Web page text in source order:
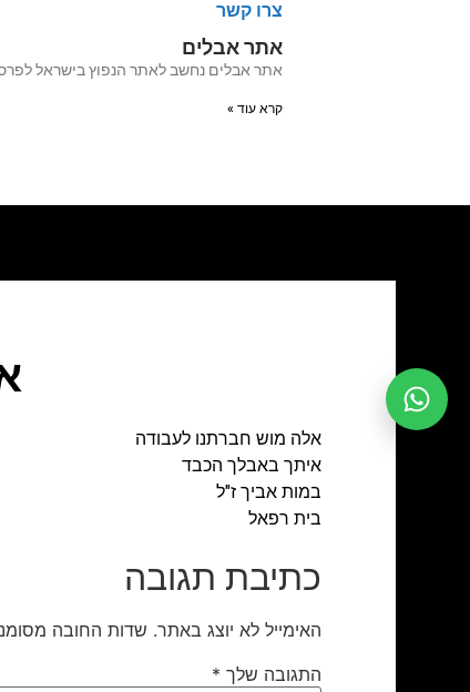
צרו קשר
אתר אבלים
אתר אבלים נחשב לאתר הנפוץ בישראל לפרסום מודעות אבל מעל 20 שנה האתר
קרא עוד »
אלה מוש חברתנו לעבודה
איתך באבלך הכבד
במות אביך ז"ל
בית רפאל
כתיבת תגובה
האימייל לא יוצג באתר. שדות החובה
התגובה שלך *